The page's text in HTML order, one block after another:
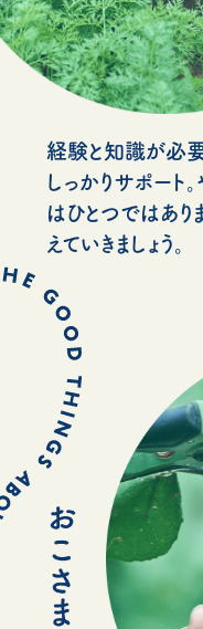
経験と知識が必
しっかりサポート
はひとつではあ
えていきましょう。